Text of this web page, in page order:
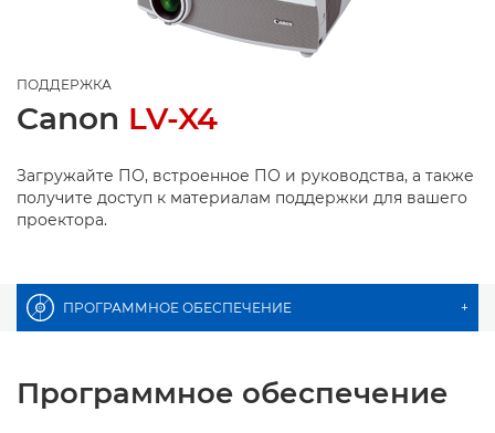
ПОДДЕРЖКА
Canon LV-X4
Загружайте ПО, встроенное ПО и руководства, а также
получите доступ к материалам поддержки для вашего
проектора.
ПРОГРАММНОЕ ОБЕСПЕЧЕНИЕ +
Программное обеспечение